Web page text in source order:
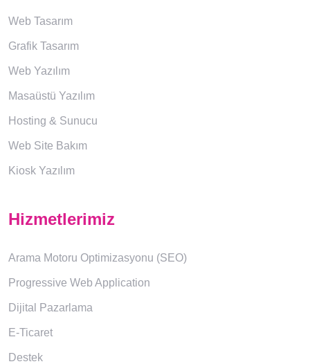
Web Tasarım
Grafik Tasarım
Web Yazılım
Masaüstü Yazılım
Hosting & Sunucu
Web Site Bakım
Kiosk Yazılım
Hizmetlerimiz
Arama Motoru Optimizasyonu (SEO)
Progressive Web Application
Dijital Pazarlama
E-Ticaret
Destek